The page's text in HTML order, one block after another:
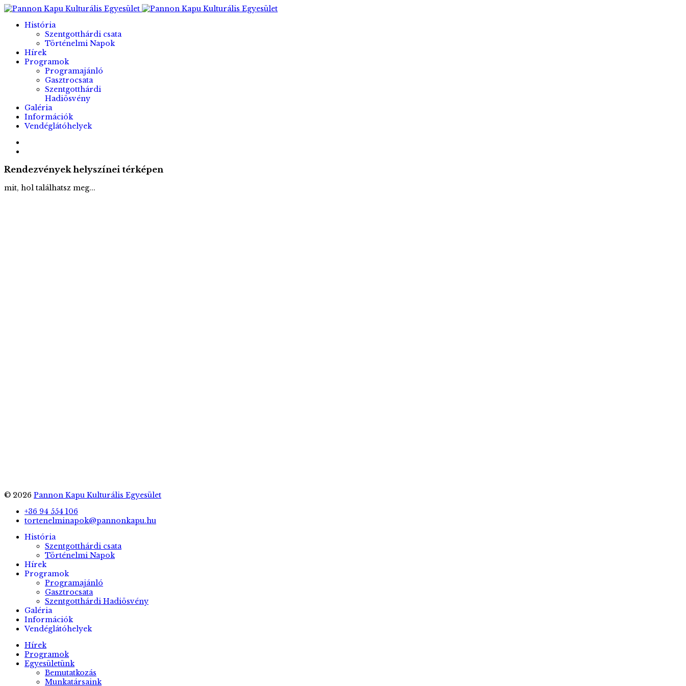
História
Szentgotthárdi csata
Történelmi Napok
Hírek
Programok
Programajánló
Gasztrocsata
Szentgotthárdi
Hadiösvény
Galéria
Információk
Vendéglátóhelyek
Rendezvények helyszínei térképen
mit, hol találhatsz meg...
© 2026 Pannon Kapu Kulturális Egyesület
+36 94 554 106
tortenelminapok@pannonkapu.hu
História
Szentgotthárdi csata
Történelmi Napok
Hírek
Programok
Programajánló
Gasztrocsata
Szentgotthárdi Hadiösvény
Galéria
Információk
Vendéglátóhelyek
Hírek
Programok
Egyesületünk
Bemutatkozás
Munkatársaink